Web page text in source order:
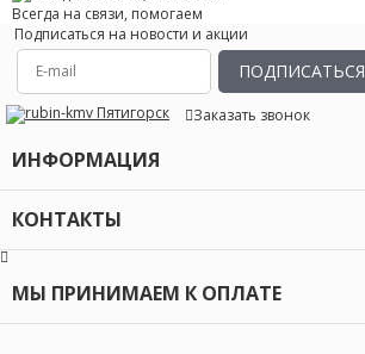
Всегда на связи, помогаем
Подписаться на новости и акции
ПОДПИСАТЬСЯ
Заказать звонок
ИНФОРМАЦИЯ
О компании
Гарантия
Контакты
КОНТАКТЫ
rubin-kmv@yandex.ru
МЫ ПРИНИМАЕМ К ОПЛАТЕ